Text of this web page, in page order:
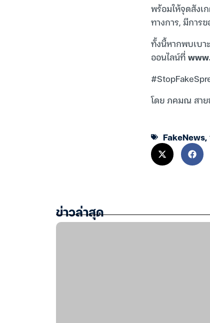
พร้อมให้จุดสังเ
ทางการ, มีการ
ทั้งนี้หากพบเบา
ออนไลน์ที่
โดย ภคมณ สา
FakeNews,
ข่าวล่าสุด